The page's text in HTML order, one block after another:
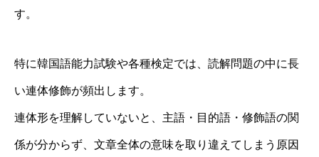
す。
特に韓国語能力試験や各種検定では、読解問題の中に長
い連体修飾が頻出します。
連体形を理解していないと、主語・目的語・修飾語の関
係が分からず、文章全体の意味を取り違えてしまう原因